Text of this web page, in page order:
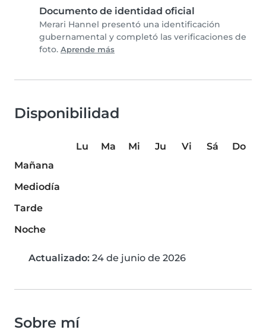
Documento de identidad oficial
Merari Hannel presentó una identificación
gubernamental y completó las verificaciones de
foto. Aprende más
Disponibilidad
Lu Ma Mi Ju Vi Sá
Do
Mañana
Mediodía
Tarde
Noche
Actualizado: 24 de junio de 2026
Sobre mí